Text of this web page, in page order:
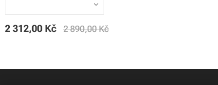
2 312,00 Kč 2 890,00Kč